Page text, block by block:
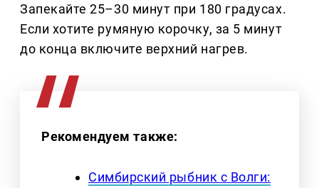
Запекайте 25–30 минут при 180 градусах.
Если хотите румяную корочку, за 5 минут
до конца включите верхний нагрев.
Рекомендуем также:
Симбирский рыбник с Волги: